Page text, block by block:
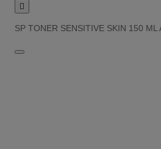

SP TONER SENSITIVE SKIN 150 ML